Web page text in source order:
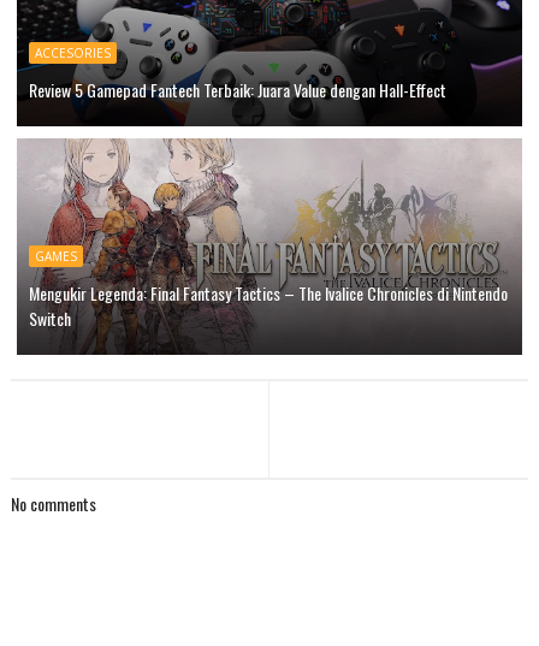
ACCESORIES
Review 5 Gamepad Fantech Terbaik: Juara Value dengan Hall-Effect
GAMES
Mengukir Legenda: Final Fantasy Tactics – The Ivalice Chronicles di Nintendo
Switch
No comments